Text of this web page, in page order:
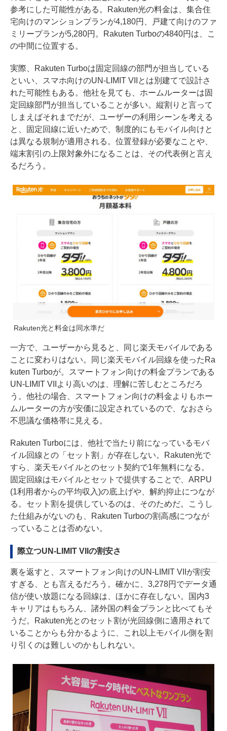
参考にした可能性がある。Rakuten光の料金は、集合住
宅向けのマンションプランが4,180円、戸建て向けのファ
ミリープランが5,280円。Rakuten Turboの4840円は、こ
の中間に位置する。
実際、Rakuten Turboは固定回線の部門が担当している
といい、スマホ向けのUN-LIMIT VIIとは別建てで設計さ
れた可能性もある。他社を見ても、ホームルーターは固
定回線部門が担当していることが多い。縦割りと言って
しまえばそれまでだが、ユーザーの利用シーンを考える
と、固定回線に近いためで、制度的にもモバイル向けと
は異なる規制が適用される。位置登録が必要なことや、
端末割引の上限対象外になることは、その代表例と言え
るだろう。
Rakuten光と料金は同水準だ
一方で、ユーザーから見ると、同じ楽天モバイルである
ことに変わりはない。同じ楽天モバイル回線を使ったRa
kuten Turboが。スマートフォン向けの料金プランである
UN-LIMIT VIIより高いのは、理解に苦しむところだろ
う。他社の場合、スマートフォン向けの料金よりもホー
ムルーターの方が安価に設定されているので、なおさら
不思議な価格帯に見える。
Rakuten Turboには、他社で当たり前になっているモバ
イル回線との「セット割」が存在しない。Rakuten光で
すら、楽天モバイルとのセット契約で1年無料になる。
固定回線はモバイルとセットで提供することで、ARPU
(1利用者からの平均収入)の底上げや、解約抑止につなが
る。セット割を提供しているのは、そのためだ。こうし
た仕組みがないのも、Rakuten Turboの割高感につなが
っていることは否めない。
際立つUN-LIMIT VIIの割安さ
裏を返すと、スマートフォン向けのUN-LIMIT VIIが割安
すぎる、とも言えるだろう。確かに、3,278円でデータ通
信が使い放題になる回線は、ほかに存在しない。国内3
キャリアはもちろん、諸外国の料金プランと比べてもそ
うだ。Rakuten光とのセット割が光回線側に適用されて
いることからも分かるように、これ以上モバイル側を割
り引くのは難しいのかもしれない。